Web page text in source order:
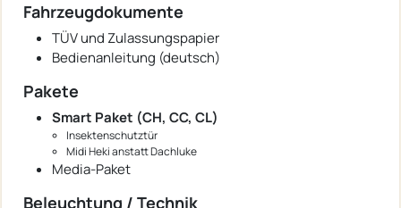
Fahrzeugdokumente
TÜV und Zulassungspapier
Bedienanleitung (deutsch)
Pakete
Smart Paket (CH, CC, CL)
Insektenschutztür
Midi Heki anstatt Dachluke
Media-Paket
Beleuchtung / Technik